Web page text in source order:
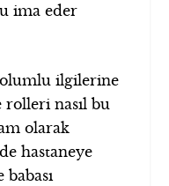
ima eder
ilgilerine
rolleri nasıl bu
olarak
hastaneye